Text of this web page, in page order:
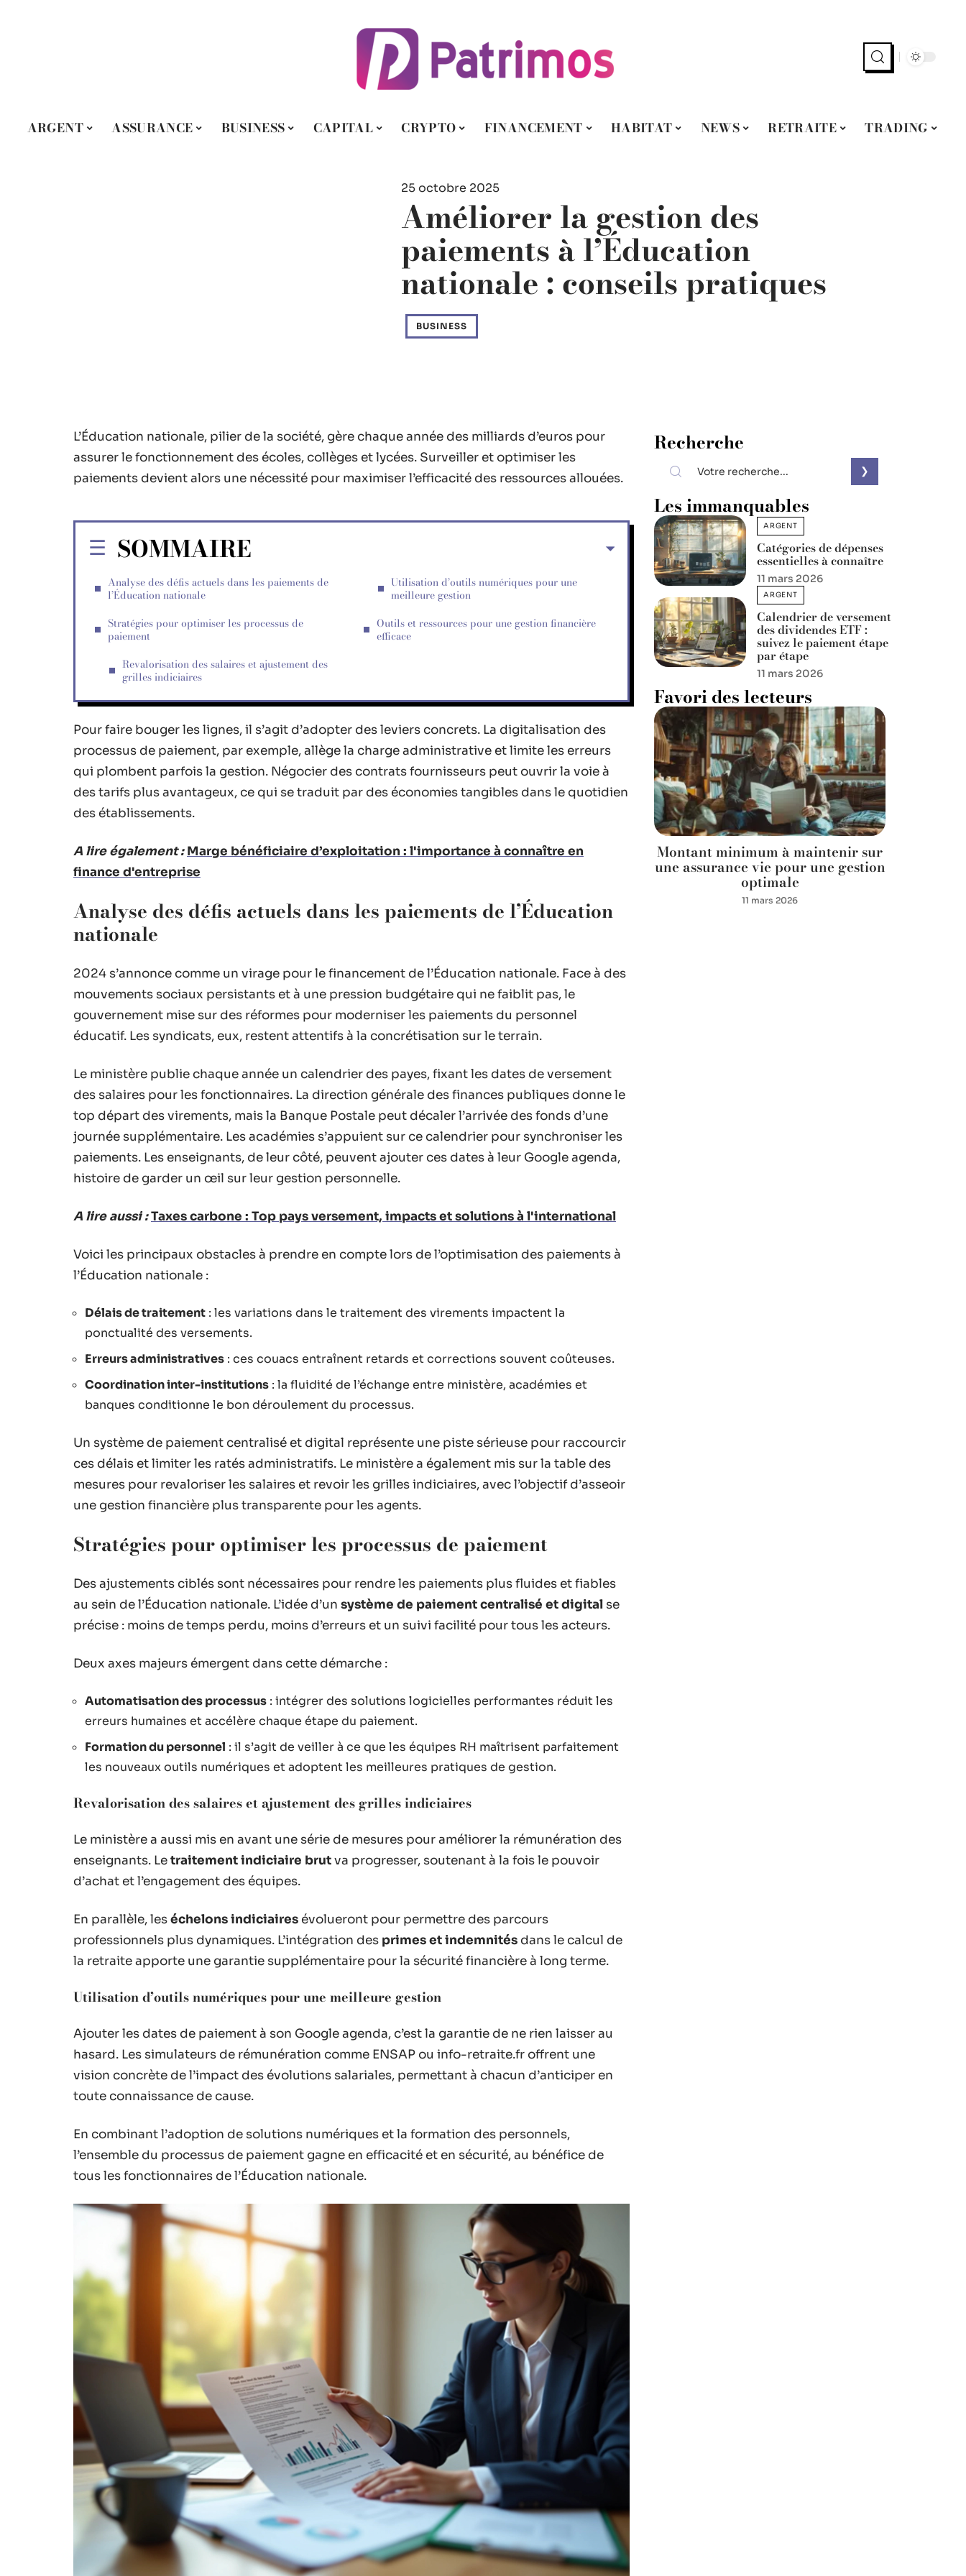
ARGENT ASSURANCE BUSINESS CAPITAL CRYPTO FINANCEMENT HABITAT NEWS RETRAITE TRADING
25 octobre 2025
Améliorer la gestion des
paiements à l’Éducation
nationale : conseils pratiques
BUSINESS
L’Éducation nationale, pilier de la société, gère chaque année des milliards d’euros pour
assurer le fonctionnement des écoles, collèges et lycées. Surveiller et optimiser les
paiements devient alors une nécessité pour maximiser l’efficacité des ressources allouées.
SOMMAIRE
Analyse des défis actuels dans les paiements de
l’Éducation nationale
Stratégies pour optimiser les processus de
paiement
Revalorisation des salaires et ajustement des
grilles indiciaires
Utilisation d’outils numériques pour une
meilleure gestion
Outils et ressources pour une gestion financière
efficace
Pour faire bouger les lignes, il s’agit d’adopter des leviers concrets. La digitalisation des
processus de paiement, par exemple, allège la charge administrative et limite les erreurs
qui plombent parfois la gestion. Négocier des contrats fournisseurs peut ouvrir la voie à
des tarifs plus avantageux, ce qui se traduit par des économies tangibles dans le quotidien
des établissements.
A lire également : Marge bénéficiaire d’exploitation : l'importance à connaître en
finance d'entreprise
Analyse des défis actuels dans les paiements de l’Éducation
nationale
2024 s’annonce comme un virage pour le financement de l’Éducation nationale. Face à des
mouvements sociaux persistants et à une pression budgétaire qui ne faiblit pas, le
gouvernement mise sur des réformes pour moderniser les paiements du personnel
éducatif. Les syndicats, eux, restent attentifs à la concrétisation sur le terrain.
Le ministère publie chaque année un calendrier des payes, fixant les dates de versement
des salaires pour les fonctionnaires. La direction générale des finances publiques donne le
top départ des virements, mais la Banque Postale peut décaler l’arrivée des fonds d’une
journée supplémentaire. Les académies s’appuient sur ce calendrier pour synchroniser les
paiements. Les enseignants, de leur côté, peuvent ajouter ces dates à leur Google agenda,
histoire de garder un œil sur leur gestion personnelle.
A lire aussi :Taxes carbone : Top pays versement, impacts et solutions à l'international
Voici les principaux obstacles à prendre en compte lors de l’optimisation des paiements à
l’Éducation nationale :
Délais de traitement : les variations dans le traitement des virements impactent la
ponctualité des versements.
Erreurs administratives : ces couacs entraînent retards et corrections souvent coûteuses.
Coordination inter-institutions : la fluidité de l’échange entre ministère, académies et
banques conditionne le bon déroulement du processus.
Un système de paiement centralisé et digital représente une piste sérieuse pour raccourcir
ces délais et limiter les ratés administratifs. Le ministère a également mis sur la table des
mesures pour revaloriser les salaires et revoir les grilles indiciaires, avec l’objectif d’asseoir
une gestion financière plus transparente pour les agents.
Stratégies pour optimiser les processus de paiement
Des ajustements ciblés sont nécessaires pour rendre les paiements plus fluides et fiables
au sein de l’Éducation nationale. L’idée d’un système de paiement centralisé et digital se
précise : moins de temps perdu, moins d’erreurs et un suivi facilité pour tous les acteurs.
Deux axes majeurs émergent dans cette démarche :
Automatisation des processus : intégrer des solutions logicielles performantes réduit les
erreurs humaines et accélère chaque étape du paiement.
Formation du personnel : il s’agit de veiller à ce que les équipes RH maîtrisent parfaitement
les nouveaux outils numériques et adoptent les meilleures pratiques de gestion.
Revalorisation des salaires et ajustement des grilles indiciaires
Le ministère a aussi mis en avant une série de mesures pour améliorer la rémunération des
enseignants. Letraitement indiciaire brutva progresser, soutenant à la fois le pouvoir
d’achat et l’engagement des équipes.
En parallèle, leséchelons indiciaires évolueront pour permettre des parcours
professionnels plus dynamiques. L’intégration des primes et indemnités dans le calcul de
la retraite apporte une garantie supplémentaire pour la sécurité financière à long terme.
Utilisation d’outils numériques pour une meilleure gestion
Ajouter les dates de paiement à son Google agenda, c’est la garantie de ne rien laisser au
hasard. Les simulateurs de rémunération comme ENSAP ou info-retraite.fr offrent une
vision concrète de l’impact des évolutions salariales, permettant à chacun d’anticiper en
toute connaissance de cause.
En combinant l’adoption de solutions numériques et la formation des personnels,
l’ensemble du processus de paiement gagne en efficacité et en sécurité, au bénéfice de
tous les fonctionnaires de l’Éducation nationale.
Recherche
Les immanquables
ARGENT
Catégories de dépenses
essentielles à connaître
11 mars 2026
ARGENT
Calendrier de versement
des dividendes ETF :
suivez le paiement étape
par étape
11 mars 2026
Favori des lecteurs
Montant minimum à maintenir sur
une assurance vie pour une gestion
optimale
11 mars 2026